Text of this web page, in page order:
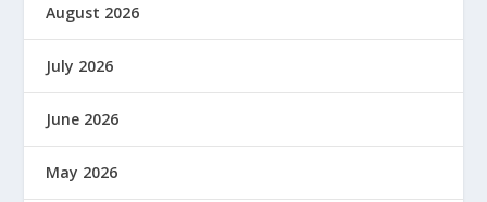
August 2026
July 2026
June 2026
May 2026